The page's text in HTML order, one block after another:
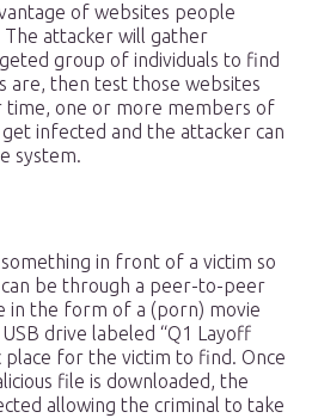
of websites people
attacker will gather
group of individuals to find
are, then test those websites
time, one or more members of
infected and the attacker can
system.
in front of a victim so
be through a peer-to-peer
in the form of a (porn) movie
drive labeled “Q1 Layoff
place for the victim to find. Once
file is downloaded, the
allowing the criminal to take